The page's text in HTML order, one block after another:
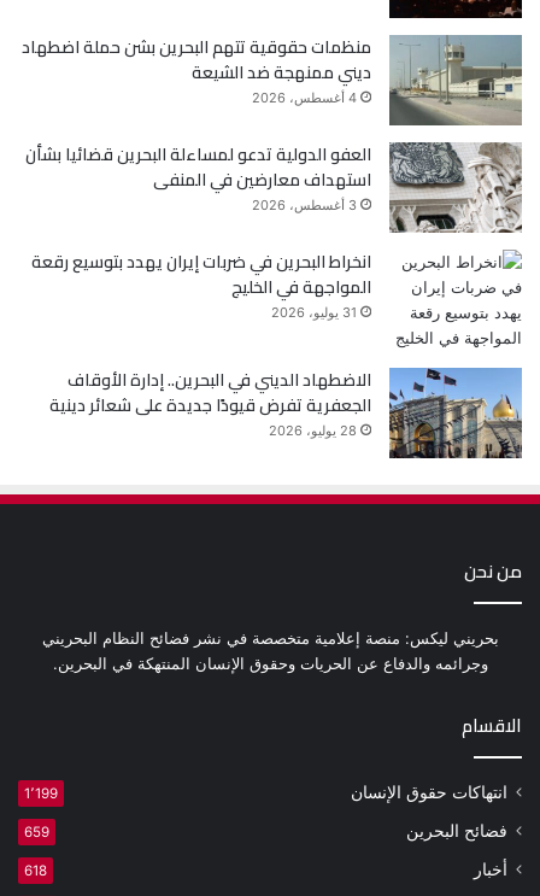
ك
منظمات حقوقية تتهم البحرين بشن حملة اضطهاد
ديني ممنهجة ضد الشيعة
4 أغسطس، 2026
العفو الدولية تدعو لمساءلة البحرين قضائيا بشأن
استهداف معارضين في المنفى
3 أغسطس، 2026
انخراط البحرين في ضربات إيران يهدد بتوسيع رقعة
المواجهة في الخليج
31 يوليو، 2026
الاضطهاد الديني في البحرين.. إدارة الأوقاف
الجعفرية تفرض قيودًا جديدة على شعائر دينية
28 يوليو، 2026
من نحن
بحريني ليكس: منصة إعلامية متخصصة في نشر فضائح النظام البحريني
وجرائمه والدفاع عن الحريات وحقوق الإنسان المنتهكة في البحرين.
الاقسام
انتهاكات حقوق الإنسان 1٬199
فضائح البحرين 659
أخبار 618